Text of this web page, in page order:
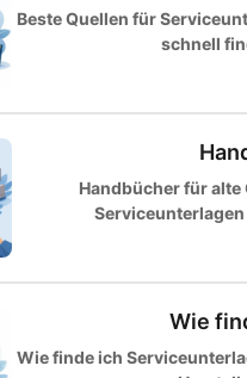
Beste Quellen für
schnell
Handbücher für alte
Wie
Wie finde ich